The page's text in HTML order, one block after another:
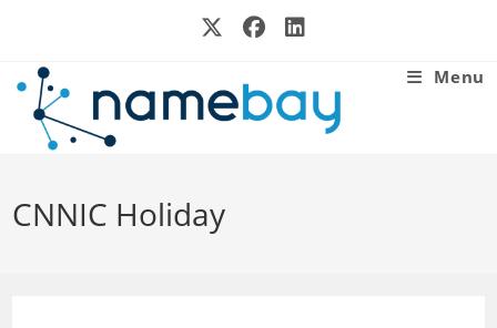
Menu
CNNIC Holiday